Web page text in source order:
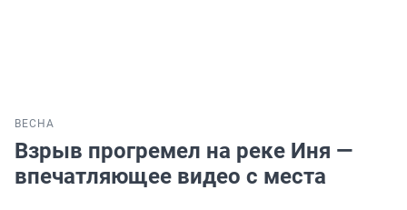
ВЕСНА
Взрыв прогремел на реке Иня —
впечатляющее видео с места